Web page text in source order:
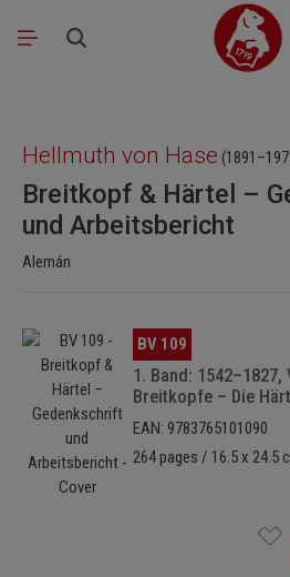
Saltar al contenido principal
Hellmuth von Hase
Breitkopf & Härtel –
und Arbeitsbericht
Alemán
Omitir galería de imágenes
BV 109
1. Band:
Breitkopfe – Die
EAN: 9783765101090
264 pages / 16.5 x